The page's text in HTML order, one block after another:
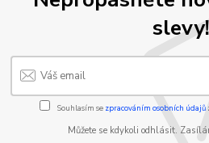
slevy!
Souhlasím se zpracováním osobních údajů
Můžete se kdykoli odhlásit.